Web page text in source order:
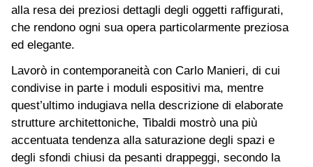
alla resa dei preziosi dettagli degli oggetti raffigurati,
che rendono ogni sua opera particolarmente preziosa
ed elegante.
Lavorò in contemporaneità con Carlo Manieri, di cui
condivise in parte i moduli espositivi ma, mentre
quest’ultimo indugiava nella descrizione di elaborate
strutture architettoniche, Tibaldi mostrò una più
accentuata tendenza alla saturazione degli spazi e
degli sfondi chiusi da pesanti drappeggi, secondo la